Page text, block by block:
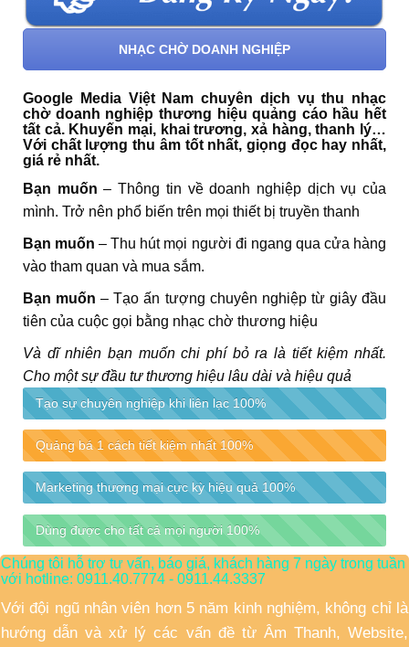
NHẠC CHỜ DOANH NGHIỆP
Google Media Việt Nam chuyên dịch vụ thu nhạc
chờ doanh nghiệp thương hiệu quảng cáo hầu hết
tất cả. Khuyến mại, khai trương, xả hàng, thanh lý…
Với chất lượng thu âm tốt nhất, giọng đọc hay nhất,
giá rẻ nhất.
Bạn muốn – Thông tin về doanh nghiệp dịch vụ của
mình. Trở nên phổ biến trên mọi thiết bị truyền thanh
Bạn muốn – Thu hút mọi người đi ngang qua cửa hàng
vào tham quan và mua sắm.
Bạn muốn – Tạo ấn tượng chuyên nghiệp từ giây đầu
tiên của cuộc gọi bằng nhạc chờ thương hiệu
Và dĩ nhiên bạn muốn chi phí bỏ ra là tiết kiệm nhất.
Cho một sự đầu tư thương hiệu lâu dài và hiệu quả
Tạo sự chuyên nghiệp khi liên lạc 100%
Quảng bá 1 cách tiết kiệm nhất100%
Marketing thương mại cực kỳ hiệu quả100%
Dùng được cho tất cả mọi người 100%
Chúng tôi hỗ trợ tư vấn, báo giá, khách hàng 7 ngày trong tuần
với hotline: 0911.40.7774 - 0911.44.3337
Với đội ngũ nhân viên hơn 5 năm kinh nghiệm, không chỉ là
hướng dẫn và xử lý các vấn đề từ Âm Thanh, Website,